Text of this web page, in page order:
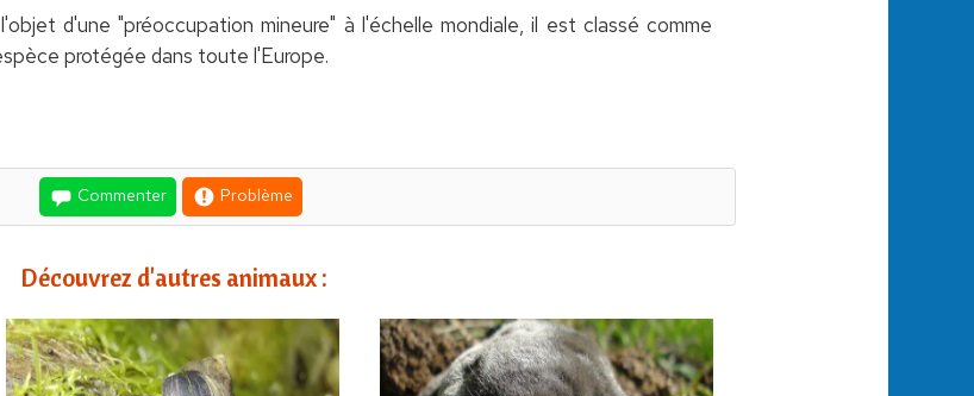
d'une "préoccupation mineure" à l'échelle mondiale, il est classé comme
protégée dans toute l'Europe.
Commenter Problème
Découvrez d'autres animaux :